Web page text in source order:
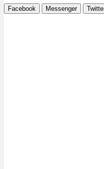
Facebook Messenger